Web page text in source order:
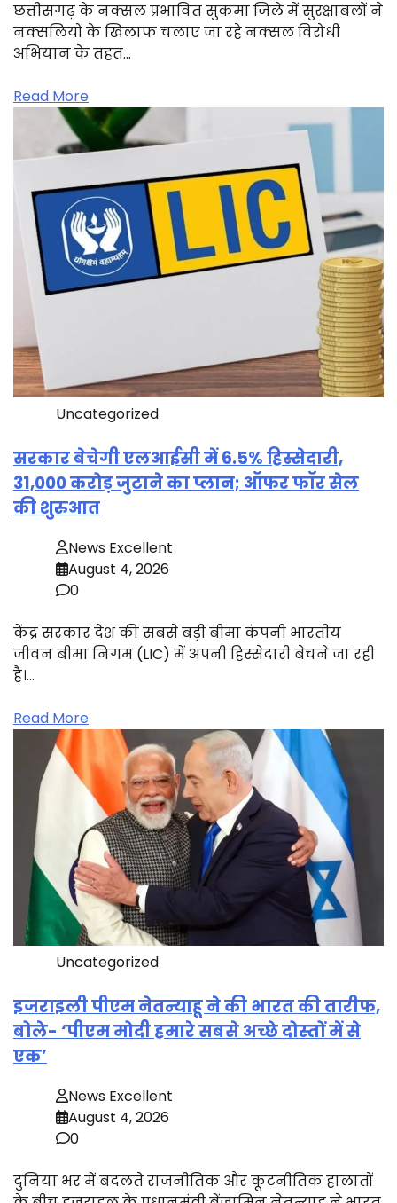
छत्तीसगढ़ के नक्सल प्रभावित सुकमा जिले में सुरक्षाबलों ने
नक्सलियों के खिलाफ चलाए जा रहे नक्सल विरोधी
अभियान के तहत…
Read More
Uncategorized
सरकार बेचेगी एलआईसी में 6.5% हिस्सेदारी,
31,000 करोड़ जुटाने का प्लान; ऑफर फॉर सेल
की शुरुआत
News Excellent
August 4, 2026
0
केंद्र सरकार देश की सबसे बड़ी बीमा कंपनी भारतीय
जीवन बीमा निगम (LIC) में अपनी हिस्सेदारी बेचने जा रही
है।…
Read More
Uncategorized
इजराइली पीएम नेतन्याहू ने की भारत की तारीफ,
बोले- ‘पीएम मोदी हमारे सबसे अच्छे दोस्तों में से
एक’
News Excellent
August 4, 2026
0
दुनिया भर में बदलते राजनीतिक और कूटनीतिक हालातों